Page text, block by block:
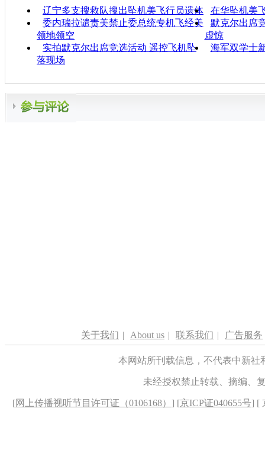
辽宁多支搜救队搜出坠机美飞行员遗体
在华坠机美
委内瑞拉谴责美禁止委总统专机飞经美
领地领空
默克尔出席
虚惊
实拍默克尔出席竞选活动 遥控飞机坠
落现场
海军双学士
关于我们 | About us | 联系我们 | 广告服务
本网站所刊载信息，不代表中新
未经授权禁止转载、摘编、
[网上传播视听节目许可证（0106168） ] [京ICP证040655号] [